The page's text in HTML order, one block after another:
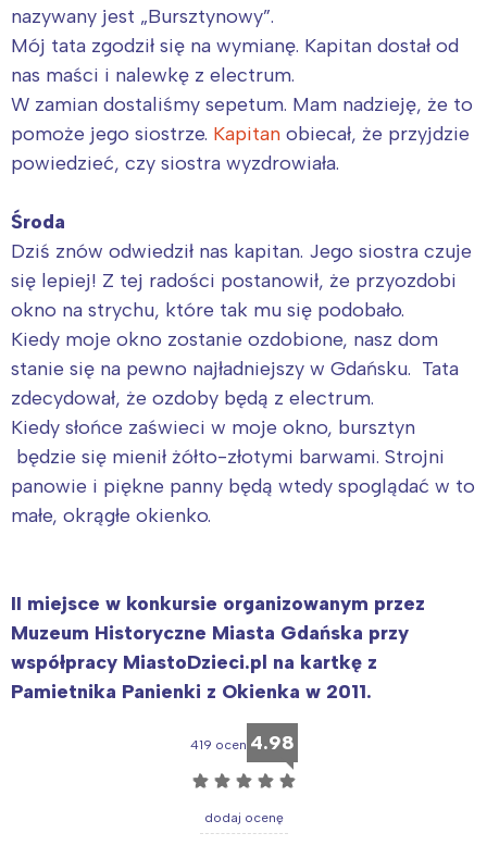
nazywany jest „Bursztynowy”.
Mój tata zgodził się na wymianę. Kapitan dostał od
nas maści i nalewkę z electrum.
W zamian dostaliśmy sepetum. Mam nadzieję, że to
pomoże jego siostrze. Kapitan obiecał, że przyjdzie
powiedzieć, czy siostra wyzdrowiała.
Środa
Dziś znów odwiedził nas kapitan. Jego siostra czuje
się lepiej! Z tej radości postanowił, że przyozdobi
okno na strychu, które tak mu się podobało.
Kiedy moje okno zostanie ozdobione, nasz dom
stanie się na pewno najładniejszy w Gdańsku. Tata
zdecydował, że ozdoby będą z electrum.
Kiedy słońce zaświeci w moje okno, bursztyn
będzie się mienił żółto-złotymi barwami. Strojni
panowie i piękne panny będą wtedy spoglądać w to
małe, okrągłe okienko.
II miejsce w konkursie organizowanym przez
Muzeum Historyczne Miasta Gdańska przy
współpracy MiastoDzieci.pl na kartkę z
Pamietnika Panienki z Okienka w 2011.
419 ocen 4.98
☆ ☆ ☆ ☆ ☆
dodaj ocenę